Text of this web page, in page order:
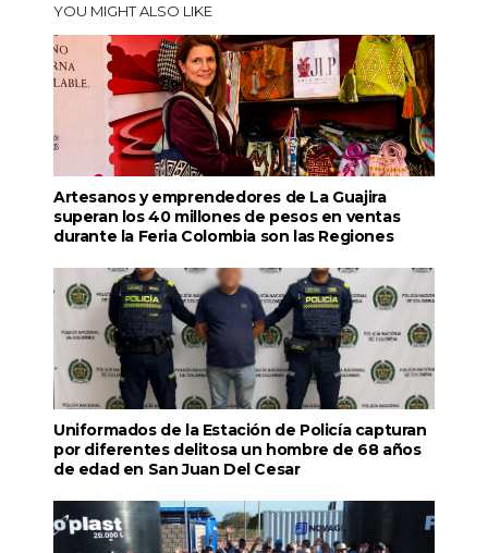
YOU MIGHT ALSO LIKE
Artesanos y emprendedores de La Guajira
superan los 40 millones de pesos en ventas
durante la Feria Colombia son las Regiones
Uniformados de la Estación de Policía capturan
por diferentes delitosa un hombre de 68 años
de edad en San Juan Del Cesar